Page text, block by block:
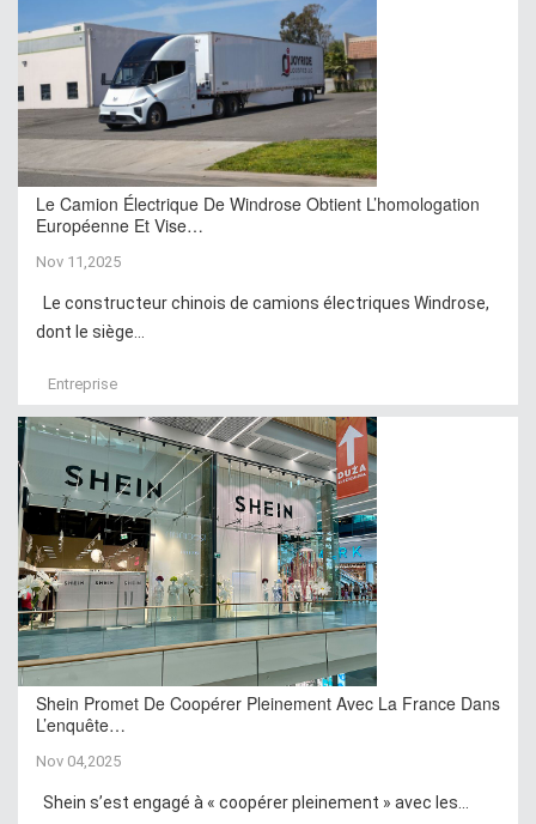
Le Camion Électrique De Windrose Obtient L’homologation
Européenne Et Vise…
Nov 11,2025
Le constructeur chinois de camions électriques Windrose,
dont le siège...
Entreprise
Shein Promet De Coopérer Pleinement Avec La France Dans
L’enquête…
Nov 04,2025
Shein s’est engagé à « coopérer pleinement » avec les...